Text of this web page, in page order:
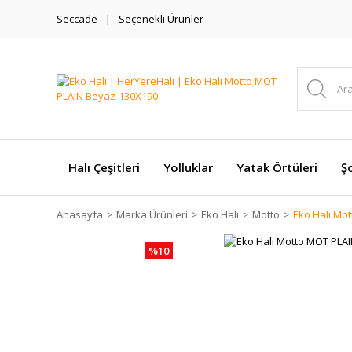
Seccade Seçenekli Ürünler
Halı Çeşitleri Yolluklar Yatak Örtüleri
Anasayfa Marka Ürünleri Eko Halı Motto Eko Halı
%10